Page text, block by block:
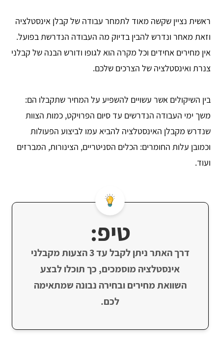
ראשית נציין שקשה מאוד לתמחר עבודה של קבלן אינסטלציה
וזאת מאחר ונדרש להבין בדיוק מה העבודה הנדרשת בפועל.
אין מחירים אחידים וכל מקרה הוא לגופו ודורש הבנה של קבלני
צנרת ואינסטלציה של הצרכים שלכם.
בין השיקולים אשר עשויים להשפיע על המחיר שתקבלו הם:
משך ימי העבודה הנדרשים עד סיום הפרויקט, כמות הצוות
שנדרש מקבלן האינסטלציה להביא עמו לביצוע הפעולות
וכמובן עלות החומרים: הכלים הסניטריים, הצינורות, המברזים
ועוד.
טיפ:
דרך האתר ניתן לקבל עד 3 הצעות מקבלני
אינסטלציה מוסמכים, כך תוכלו לבצע
השוואת מחירים ובחירה נבונה שמתאימה
לכם.